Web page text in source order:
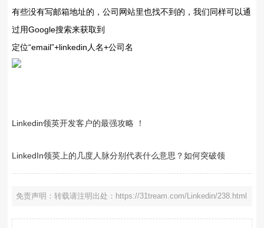
有些没有写邮箱地址的，公司网站里也找不到的，我们同样可以通
过用Google搜索来获取到
定位“email”+linkedin人名+公司名
Linkedin领英开发客户的最强攻略 ！
LinkedIn领英上的几度人脉分别代表什么意思？如何突破领
免责声明：转载请注明出处：https://31tream.com/Linkedin/238.html